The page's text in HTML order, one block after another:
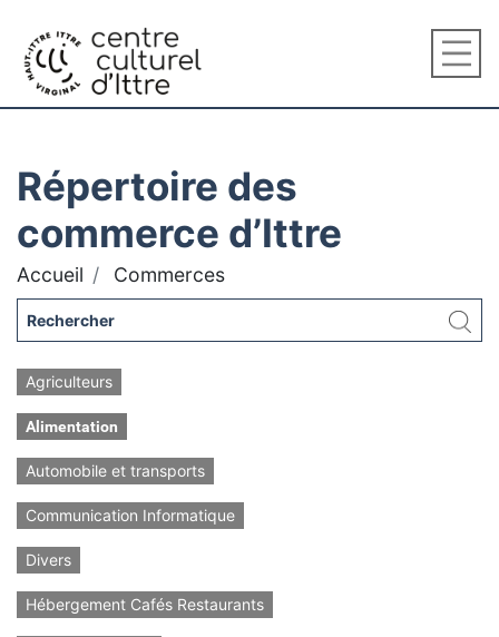
Répertoire des
commerce d’Ittre
Accueil Commerces
Agriculteurs
Alimentation
Automobile et transports
Communication Informatique
Divers
Hébergement Cafés Restaurants